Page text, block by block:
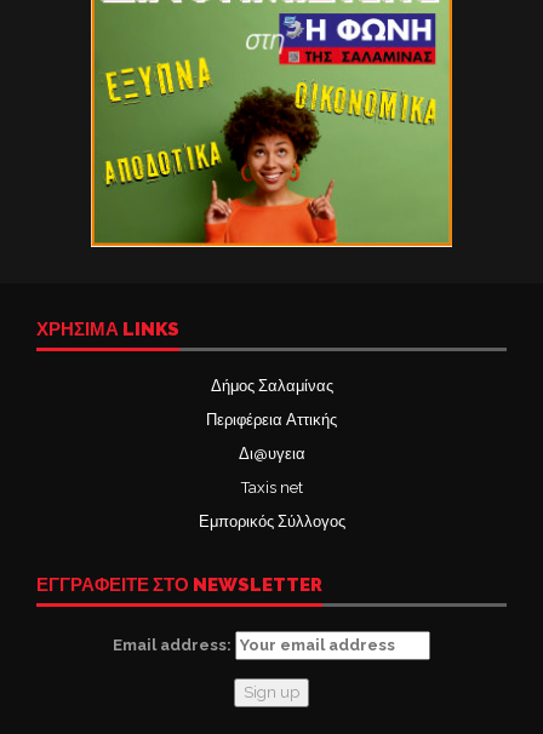
ΧΡΉΣΙΜΑ LINKS
Δήμος Σαλαμίνας
Περιφέρεια Αττικής
Δι@υγεια
Taxis net
Εμπορικός Σύλλογος
ΕΓΓΡΑΦΕΙΤΕ ΣΤΟ NEWSLETTER
Email address: